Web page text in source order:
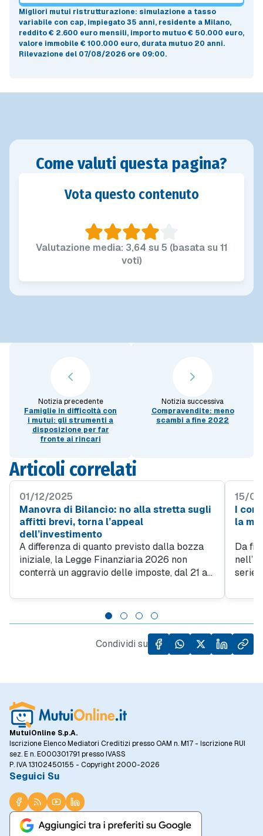
Migliori mutui ristrutturazione: simulazione a tasso
variabile con cap, impiegato 35 anni, residente a Milano,
reddito € 2.600 euro mensili, importo mutuo€ 50.000 euro,
valore immobile € 100.000 euro, durata mutuo 20 anni.
Rilevazione del 07/08/2026 ore 09:00.
Come valuti questa pagina?
Vota questo contenuto
Valutazione media: 3,64 su 5 (basata su 11
voti)
Notizia precedente
Famiglie in difficoltà con
i mutui: gli strumenti a
disposizione per far
fronte ai rincari
Notizia successiva
Compravendite: meno
scambi a fine 2022
Articoli correlati
01/12/2025
Manovra di Bilancio: no alla stretta sugli
affitti brevi, torna l’appeal
dell’investimento
A differenza di quanto previsto dalla bozza
iniziale, la Legge Finanziaria 2026 non
conterrà un aggravio delle imposte, dal 21 al
convenienza di acquistare seconde case,
ancor più dopo il calo dei tassi di interesse
previsti per i mutui.
15/
I
la
Da
serie
tutte
Condividi su
MutuiOnline S.p.A.
Iscrizione Elenco Mediatori Creditizi presso OAM n. M17 - Iscrizione RUI
sez. E n. E000301791 presso IVASS
P. IVA 13102450155 - Copyright 2000-2026
Seguici Su